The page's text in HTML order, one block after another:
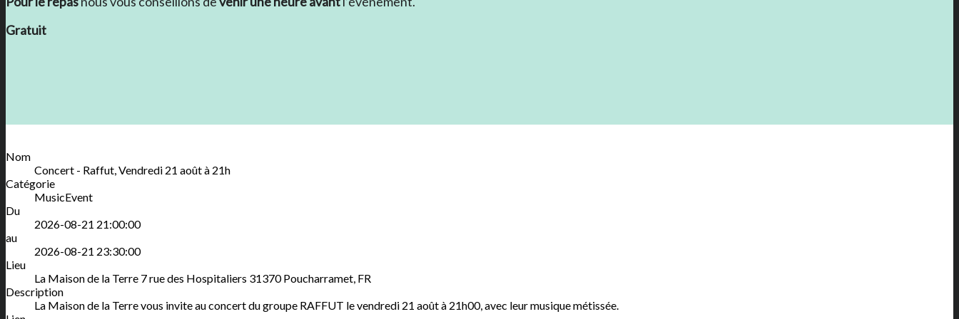
Gratuit
Nom
Concert - Raffut, Vendredi 21 août à 21h
Catégorie
MusicEvent
Du
2026-08-21 21:00:00
au
2026-08-21 23:30:00
Lieu
La Maison de la Terre 7 rue des Hospitaliers 31370 Poucharramet, FR
Description
La Maison de la Terre vous invite au concert du groupe RAFFUT le vendredi 21 août à 21h00, avec leur musique métissée.